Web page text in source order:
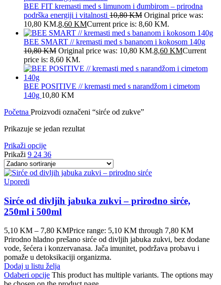
BEE FIT kremasti med s limunom i đumbirom – prirodna
podrška energiji i vitalnosti 10,80KM Original price was:
10,80 KM.8,60 KMCurrent price is: 8,60 KM.
BEE SMART // kremasti med s bananom i kokosom 140g
10,80KM Original price was: 10,80 KM.8,60 KMCurrent
price is: 8,60 KM.
BEE POSITIVE // kremasti med s narandžom i cimetom
140g 10,80 KM
Početna Proizvodi označeni “sirće od zukve”
Prikazuje se jedan rezultat
Prikaži opcije
Prikaži 9 24 36
Uporedi
Sirće od divljih jabuka zukvi – prirodno sirće,
250ml i 500ml
5,10 KM – 7,80 KMPrice range: 5,10 KM through 7,80 KM
Prirodno hladno prešano sirće od divljih jabuka zukvi, bez dodane
vode, šećera i konzervanasa. Jača imunitet, podržava probavu i
pomaže u detoksikaciji organizma.
Dodaj u listu želja
Odaberi opcije This product has multiple variants. The options may